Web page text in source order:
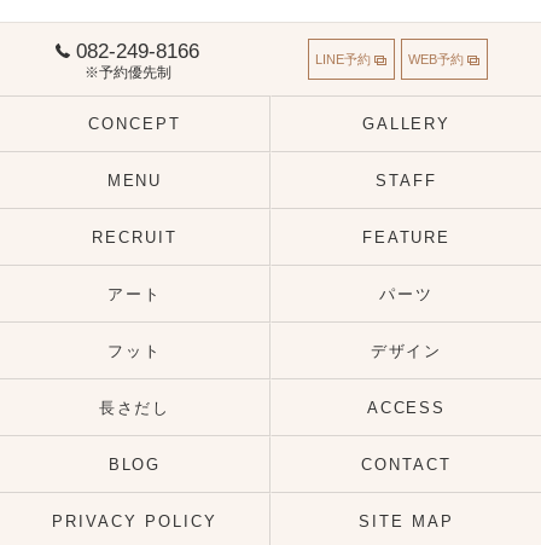
082-249-8166
※予約優先制
LINE予約 WEB予約
CONCEPT GALLERY
MENU STAFF
RECRUIT FEATURE
アート パーツ
フット デザイン
長さだし ACCESS
BLOG CONTACT
PRIVACY POLICY SITE MAP